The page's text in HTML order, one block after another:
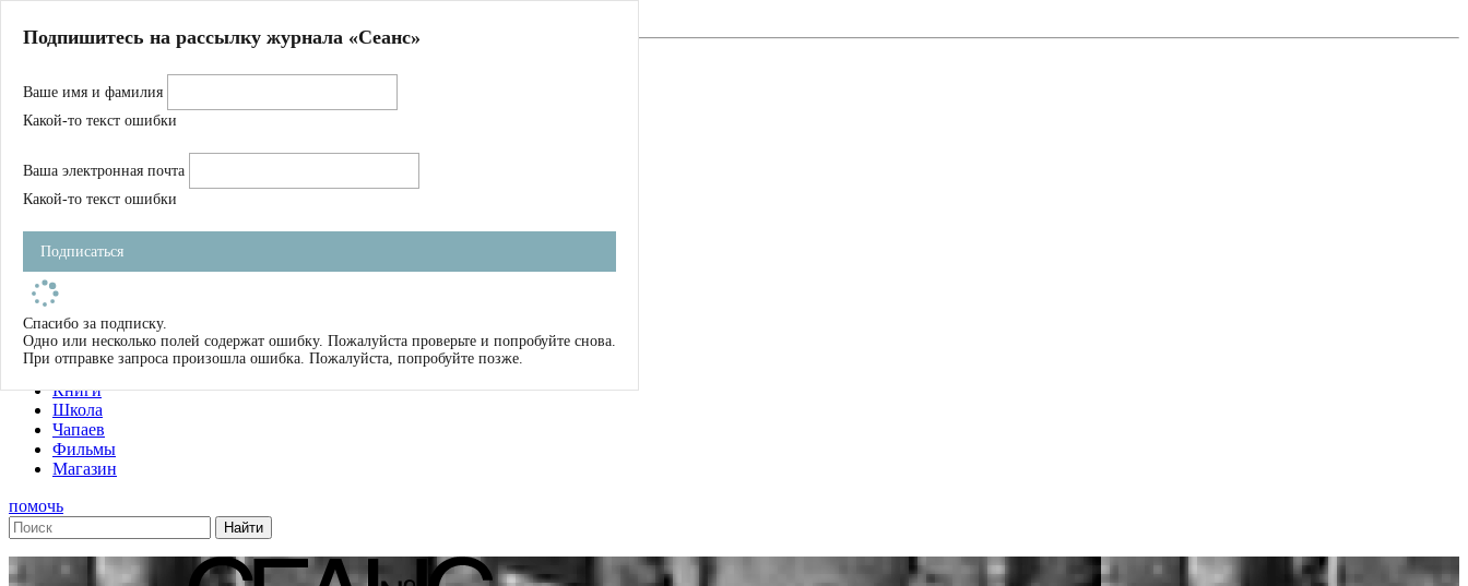
Магазин
Журнал
Школа
Устав
Фильмы
Имена
Тэги
О нас
Журнал
Книги
Школа
Чапаев
Фильмы
Магазин
помочь
Подпишитесь на рассылку журнала «Сеанс»
Ваше имя и фамилия
Какой-то текст ошибки
Ваша электронная почта
Какой-то текст ошибки
Подписаться
Спасибо за подписку.
Одно или несколько полей содержат ошибку. Пожалуйста проверьте и попробуйте снова.
При отправке запроса произошла ошибка. Пожалуйста, попробуйте позже.